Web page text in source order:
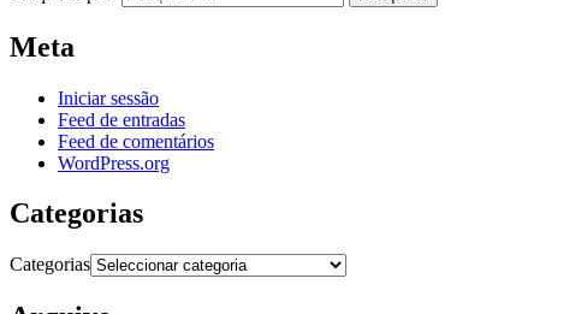
Meta
Iniciar sessão
Feed de entradas
Feed de comentários
WordPress.org
Categorias
Categorias